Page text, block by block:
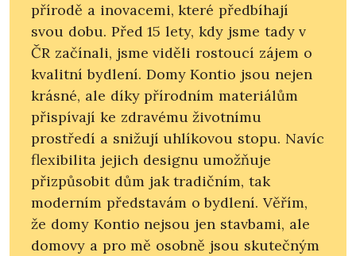
přírodě a inovacemi, které předbíhají
svou dobu. Před 15 lety, kdy jsme tady v
ČR začínali, jsme viděli rostoucí zájem o
kvalitní bydlení. Domy Kontio jsou nejen
krásné, ale díky přírodním materiálům
přispívají ke zdravému životnímu
prostředí a snižují uhlíkovou stopu. Navíc
flexibilita jejich designu umožňuje
přizpůsobit dům jak tradičním, tak
moderním představám o bydlení. Věřím,
že domy Kontio nejsou jen stavbami, ale
domovy a pro mě osobně jsou skutečným